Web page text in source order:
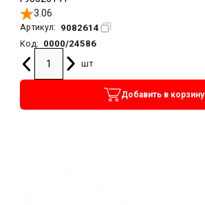
3.06
Артикул: 9082614
Код:
0000/24586
шт
Добавить в корзину